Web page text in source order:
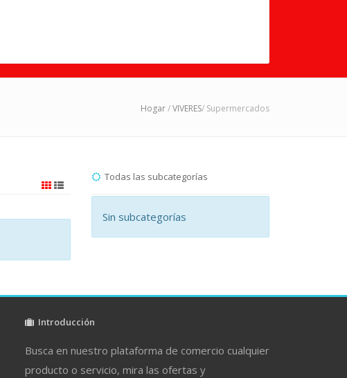
Hogar/VIVERES/ Supermercados
Todas las subcategorías
Sin subcategorías
Introducción
Busca en nuestro plataforma de comercio cualquier
producto o servicio, mira las ofertas y